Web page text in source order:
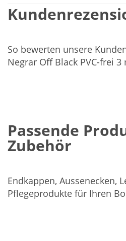
So bewerten unsere
Negrar Off Black PVC-frei 3
Passende
Zubehör
Endkappen, Aussenecken,
Pflegeprodukte für Ihren